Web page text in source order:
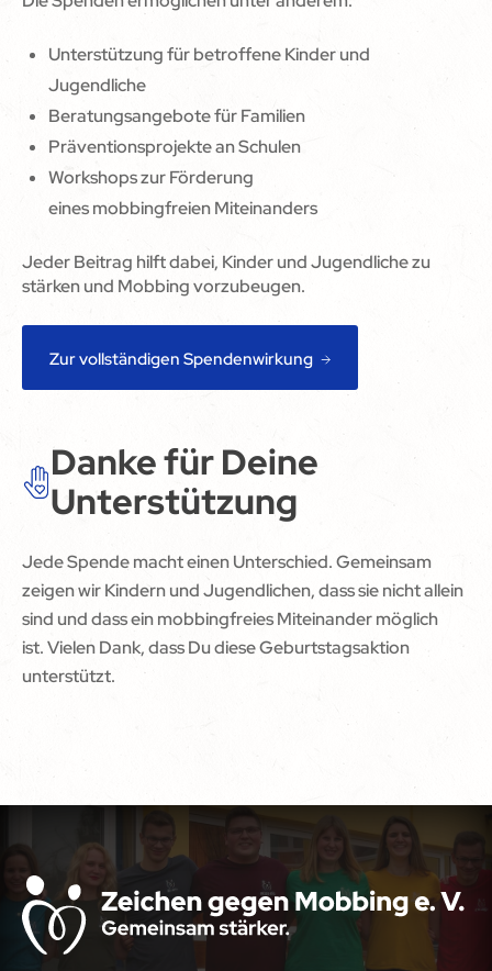
Unterstützung für betroffene Kinder und
Jugendliche
Beratungsangebote für Familien
Präventionsprojekte an Schulen
Workshops zur Förderung
eines mobbingfreien Miteinanders
Jeder Beitrag hilft dabei, Kinder und Jugendliche zu
stärken und Mobbing vorzubeugen.
Zur vollständigen Spendenwirkung
Danke für Deine
Unterstützung
Jede Spende macht einen Unterschied. Gemeinsam
zeigen wir Kindern und Jugendlichen, dass sie nicht allein
sind und dass ein mobbingfreies Miteinander möglich
ist. Vielen Dank, dass Du diese Geburtstagsaktion
unterstützt.